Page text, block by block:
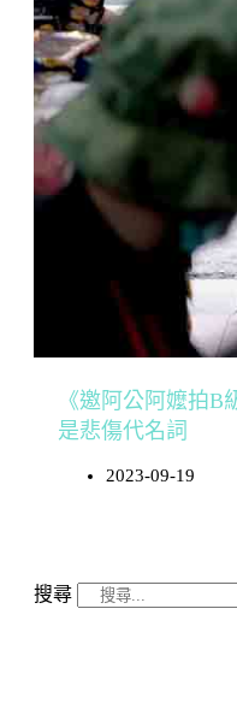
《邀阿公阿嬤拍
是悲傷代名詞
2023-09-19
搜尋